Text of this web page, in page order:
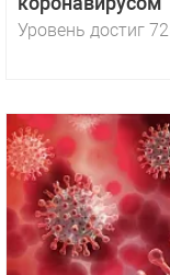
Уровень достиг